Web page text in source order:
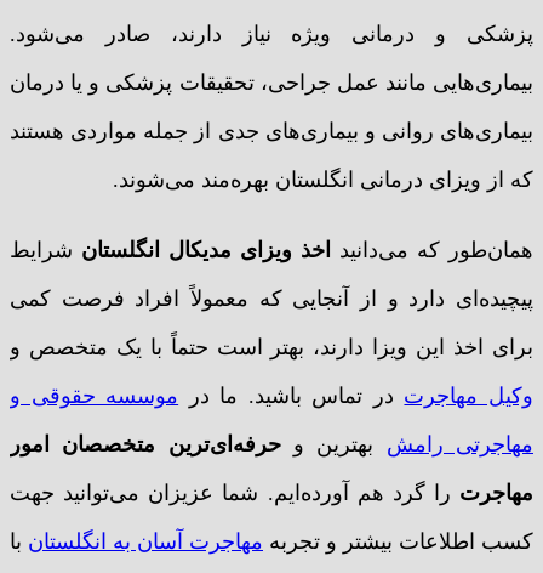
پزشکی و درمانی ویژه نیاز دارند، صادر می‌شود.
بیماری‌هایی مانند عمل جراحی، تحقیقات پزشکی و یا درمان
بیماری‌های روانی و بیماری‌های جدی از جمله مواردی هستند
که از ویزای درمانی انگلستان بهره‌مند می‌شوند.
همان‌طور که می‌دانید اخذ ویزای مدیکال انگلستان شرایط
پیچیده‌ای دارد و از آنجایی که معمولاً افراد فرصت کمی
برای اخذ این ویزا دارند، بهتر است حتماً با یک متخصص و
وکیل مهاجرت در تماس باشید. ما در موسسه حقوقی و
مهاجرتی رامش بهترین وحرفه‌ای‌ترین متخصصان امور
مهاجرت را گرد هم آورده‌ایم. شما عزیزان می‌توانید جهت
کسب اطلاعات بیشتر و تجربه مهاجرت آسان به انگلستان با